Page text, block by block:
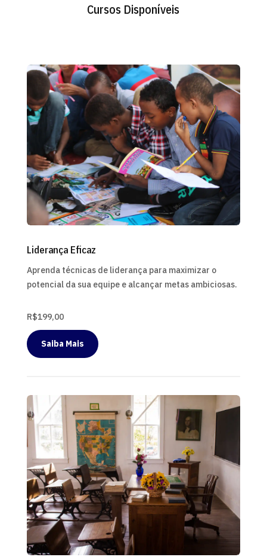
Cursos Disponíveis
Liderança Eficaz
Aprenda técnicas de liderança para maximizar o
potencial da sua equipe e alcançar metas ambiciosas.
R$199,00
Saiba Mais